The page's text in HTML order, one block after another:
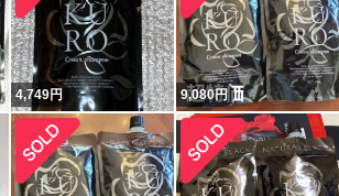
4,749円 9,080円